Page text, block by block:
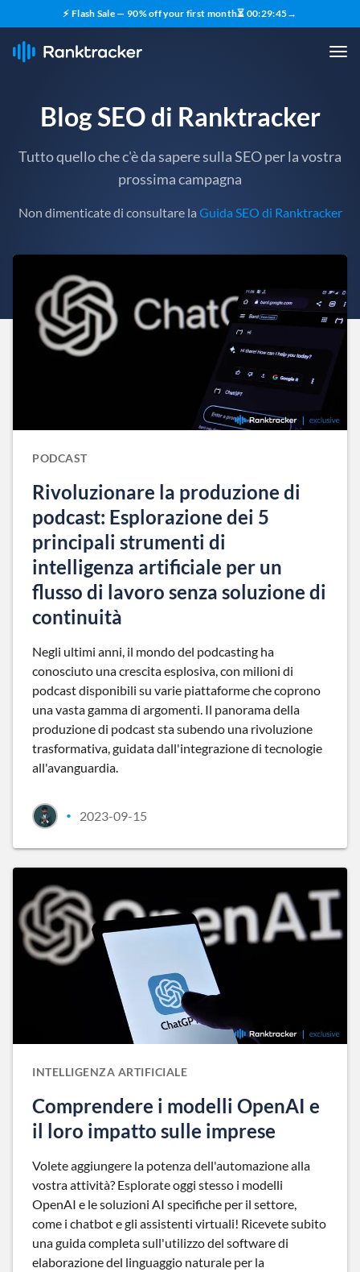
⚡ Flash Sale — 90% off your first month⏳ 00:29:43→
Blog SEO di Ranktracker
Tutto quello che c'è da sapere sulla SEO per la vostra
prossima campagna
Non dimenticate di consultare la Guida SEO di Ranktracker
PODCAST
Rivoluzionare la produzione di
podcast: Esplorazione dei 5
principali strumenti di
intelligenza artificiale per un
flusso di lavoro senza soluzione di
continuità
Negli ultimi anni, il mondo del podcasting ha
conosciuto una crescita esplosiva, con milioni di
podcast disponibili su varie piattaforme che coprono
una vasta gamma di argomenti. Il panorama della
produzione di podcast sta subendo una rivoluzione
trasformativa, guidata dall'integrazione di tecnologie
all'avanguardia.
• 2023-09-15
INTELLIGENZA ARTIFICIALE
Comprendere i modelli OpenAI e
il loro impatto sulle imprese
Volete aggiungere la potenza dell'automazione alla
vostra attività? Esplorate oggi stesso i modelli
OpenAI e le soluzioni AI specifiche per il settore,
come i chatbot e gli assistenti virtuali! Ricevete subito
una guida completa sull'utilizzo del software di
elaborazione del linguaggio naturale per la